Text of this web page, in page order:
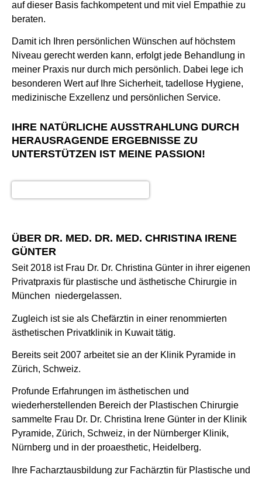
auf dieser Basis fachkompetent und mit viel Empathie zu
beraten.
Damit ich Ihren persönlichen Wünschen auf höchstem
Niveau gerecht werden kann, erfolgt jede Behandlung in
meiner Praxis nur durch mich persönlich. Dabei lege ich
besonderen Wert auf Ihre Sicherheit, tadellose Hygiene,
medizinische Exzellenz und persönlichen Service.
IHRE NATÜRLICHE AUSSTRAHLUNG DURCH
HERAUSRAGENDE ERGEBNISSE ZU
UNTERSTÜTZEN IST MEINE PASSION!
ÜBER DR. MED. DR. MED. CHRISTINA IRENE
GÜNTER
Seit 2018 ist Frau Dr. Dr. Christina Günter in ihrer eigenen
Privatpraxis für plastische und ästhetische Chirurgie in
München niedergelassen.
Zugleich ist sie als Chefärztin in einer renommierten
ästhetischen Privatklinik in Kuwait tätig.
Bereits seit 2007 arbeitet sie an der Klinik Pyramide in
Zürich, Schweiz.
Profunde Erfahrungen im ästhetischen und
wiederherstellenden Bereich der Plastischen Chirurgie
sammelte Frau Dr. Dr. Christina Irene Günter in der Klinik
Pyramide, Zürich, Schweiz, in der Nürnberger Klinik,
Nürnberg und in der proaesthetic, Heidelberg.
Ihre Facharztausbildung zur Fachärztin für Plastische und